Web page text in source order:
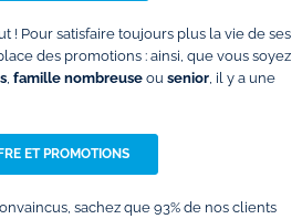
! Pour satisfaire toujours plus la vie de ses
des promotions : ainsi, que vous soyez
famille nombreuse ou senior , il y a une
ET PROMOTIONS
sachez que 93% de nos clients